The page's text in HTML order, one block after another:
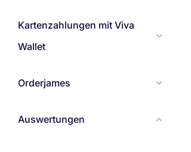
Kartenzahlungen mit Viva
Wallet
Orderjames
Auswertungen